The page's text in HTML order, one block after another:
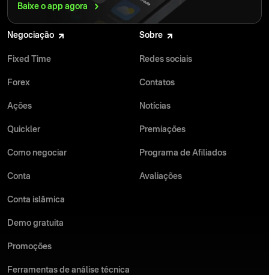
Baixe o app agora
Negociação
Fixed Time
Forex
Ações
Quickler
Como negociar
Conta
Conta islâmica
Demo gratuita
Promoções
Ferramentas de análise técnica
Sobre
Redes sociais
Contatos
Notícias
Premiações
Programa de Afiliados
Avaliações